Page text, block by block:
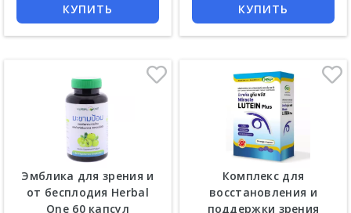
КУПИТЬ КУПИТЬ
Эмблика для зрения и
от бесплодия Herbal
One 60 капсул
Комплекс для
восстановления и
поддержки зрения